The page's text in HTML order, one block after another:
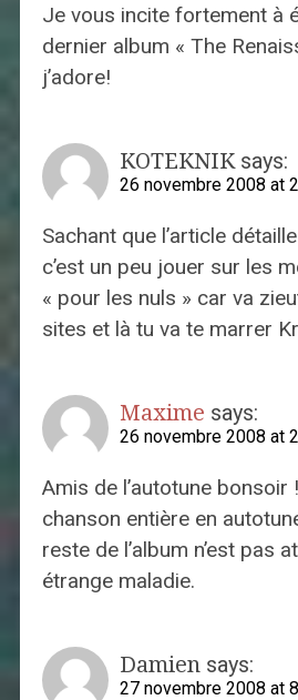
Je vous incite fortement à
dernier album « The
j’adore!
KOTEKNIK says:
26 novembre 2008 at
Sachant que l’article
c’est un peu jouer sur les
« pour les nuls » car va
sites et là tu va te marrer
Maxime says:
26 novembre 2008 at
Amis de l’autotune bonsoir
chanson entière en
reste de l’album n’est pas
étrange maladie.
Damien says:
27 novembre 2008 at